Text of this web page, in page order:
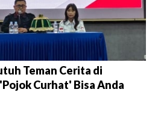
Teman Cerita di
Curhat' Bisa Anda